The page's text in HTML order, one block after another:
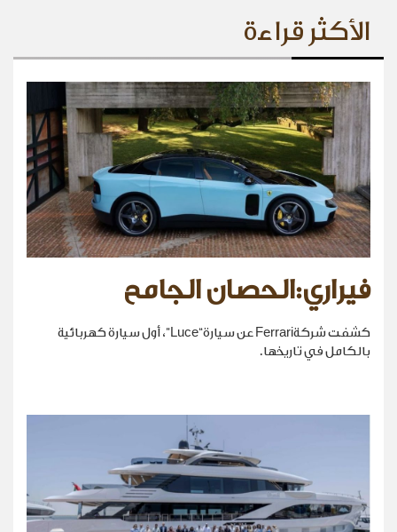
الأكثر قراءة
فيراري:الحصان الجامح
كشفت شركةFerrari عن سيارة“Luce”، أول سيارة كهربائية
بالكامل في تاريخها.